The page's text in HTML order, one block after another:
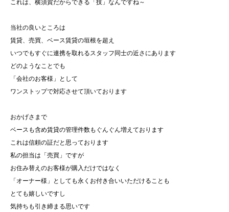
これは、横須賀だからできる「技」なんですね～
当社の良いところは
賃貸、売買、ベース賃貸の垣根を超え
いつでもすぐに連携を取れるスタッフ同士の近さにあります
どのようなことでも
「会社のお客様」として
ワンストップで対応させて頂いております
おかげさまで
ベースも含め賃貸の管理件数もぐんぐん増えております
これは信頼の証だと思っております
私の担当は「売買」ですが
お住み替えのお客様が購入だけではなく
「オーナー様」としても永くお付き合いいただけることも
とても嬉しいですし
気持ちも引き締まる思いです